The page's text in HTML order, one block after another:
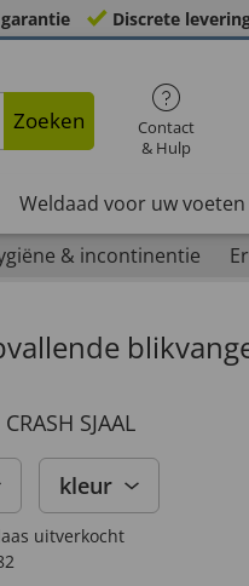
Discrete
Zoeken
Contact
& Hulp
Weldaad voor uw voeten
& incontinentie
SJAAL
kleur
uitverkocht